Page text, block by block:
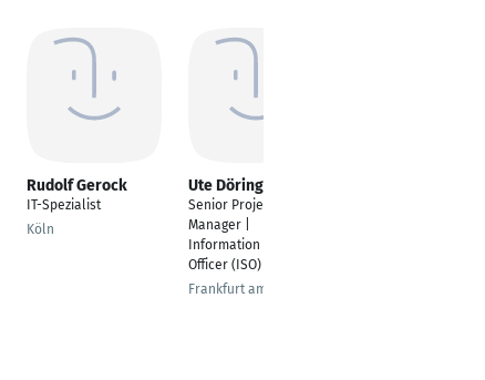
Rudolf Gerock
IT-Spezialist
Köln
Ute Döring
Senior Project
Manager |
Information Security
Officer (ISO)
Frankfurt am Main